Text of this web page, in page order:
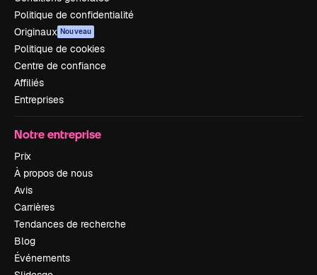
Politique de confidentialité
Originaux Nouveau
Politique de cookies
Centre de confiance
Affiliés
Entreprises
Notre entreprise
Prix
À propos de nous
Avis
Carrières
Tendances de recherche
Blog
Événements